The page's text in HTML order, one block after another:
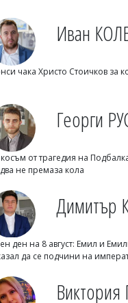
Искат
продажба и
Иван
чака Христо Стоичков за
Георги
от трагедия на
не премаза кола
Димитър
ден на 8 август: Емил и
да се подчини на